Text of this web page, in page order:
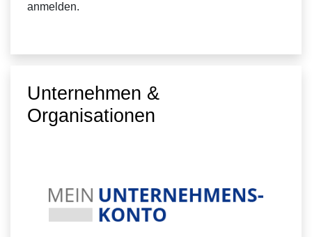
anmelden.
Unternehmen &
Organisationen